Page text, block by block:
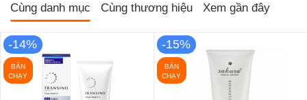
Cùng danh mục Cùng thương hiệu Xem gần đây
-14%
BÁN
CHẠY
-15%
BÁN
CHẠY